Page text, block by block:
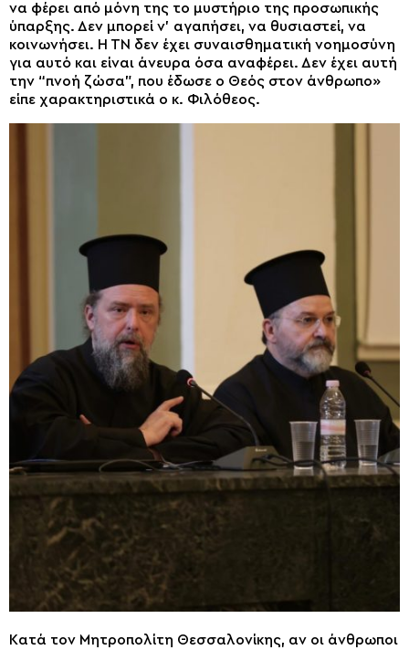
να φέρει από μόνη της το μυστήριο της προσωπικής
ύπαρξης. Δεν μπορεί ν’ αγαπήσει, να θυσιαστεί, να
κοινωνήσει. Η ΤΝ δεν έχει συναισθηματική νοημοσύνη
για αυτό και είναι άνευρα όσα αναφέρει. Δεν έχει αυτή
την “πνοή ζώσα”, που έδωσε ο Θεός στον άνθρωπο»
είπε χαρακτηριστικά ο κ. Φιλόθεος.
Kατά τον Μητροπολίτη Θεσσαλονίκης, αν οι άνθρωποι